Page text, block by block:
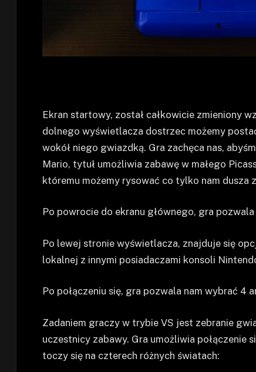
Ekran startowy, został całkowicie zmieniony
dolnego wyświetlacza dostrzec możemy
wokół niego gwiazdką. Gra zachęca nas,
Mario, tytuł umożliwia zabawę w małego
któremu możemy rysować co tylko nam dusza
Po powrocie do ekranu głównego, gra
Po lewej stronie wyświetlacza, znajduje się
lokalnej z innymi posiadaczami konsoli
Po połączeniu się, gra pozwala nam wybrać 4
Zadaniem graczy w trybie VS jest zebranie
uczestnicy zabawy. Gra umożliwia połączenie
toczy się na czterech różnych światach: